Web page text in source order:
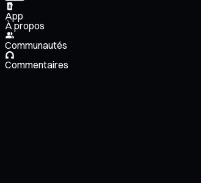
App
À propos
Communautés
Commentaires